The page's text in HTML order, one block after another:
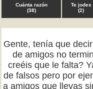
Cuánta razón
(38)
Te jodes
(2)
Gente, tenía que
de amigos no
creéis que le falta?
de falsos pero por
a amigos que llevas